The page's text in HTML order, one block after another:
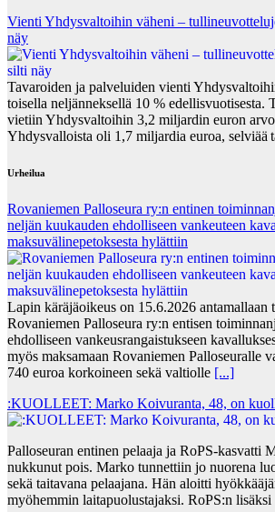
Vienti Yhdysvaltoihin väheni –
näy
Tavaroiden ja palveluiden vienti
toisella neljänneksellä 10 % edellisvuotisesta.
vietiin Yhdysvaltoihin 3,2 miljardin euron
Yhdysvalloista oli 1,7 miljardia euroa, selviää
Urheilua
Rovaniemen Palloseura ry:n entinen
neljän kuu­kau­den eh­dol­li­seen van­keu­teen
mak­su­vä­li­ne­pe­tok­ses­ta hy­lät­tiin
Lapin käräjäoikeus on 15.6.2026
Rovaniemen Palloseura ry:n entisen
ehdolliseen vankeusrangaistukseen
myös maksamaan Rovaniemen Palloseuralle
740 euroa korkoineen sekä valtiolle [...]
:KUOLLEET: Marko Koivuranta, 48, on
Palloseuran entinen pelaaja ja RoPS-kasvatti
nukkunut pois. Marko tunnettiin jo nuorena
sekä taitavana pelaajana. Hän aloitti
myöhemmin laitapuolustajaksi. RoPS:n